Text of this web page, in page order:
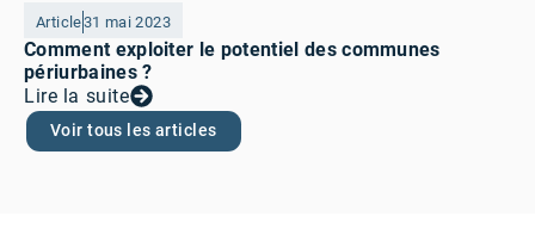
Voir tous les articles
Article31 mai 2023
Comment exploiter le potentiel des communes
périurbaines ?
Lire la suite